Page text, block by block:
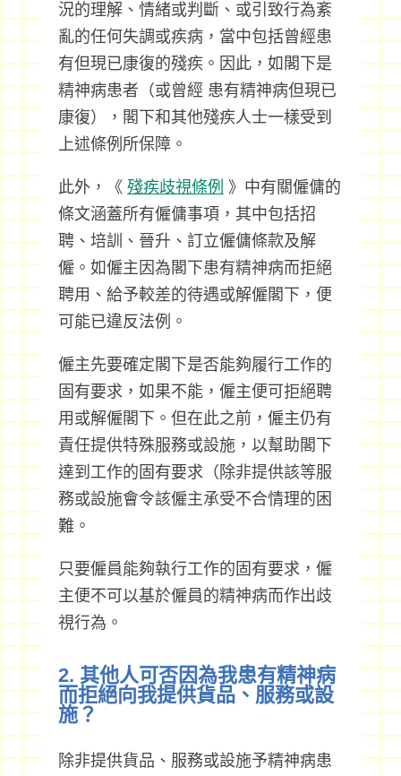
況的理解、情緒或判斷、或引致行為紊
亂的任何失調或疾病，當中包括曾經患
有但現已康復的殘疾。因此，如閣下是
精神病患者（或曾經 患有精神病但現已
康復），閣下和其他殘疾人士一樣受到
上述條例所保障。
此外，《 殘疾歧視條例 》中有關僱傭的
條文涵蓋所有僱傭事項，其中包括招
聘、培訓、晉升、訂立僱傭條款及解
僱。如僱主因為閣下患有精神病而拒絕
聘用、給予較差的待遇或解僱閣下，便
可能已違反法例。
僱主先要確定閣下是否能夠履行工作的
固有要求，如果不能，僱主便可拒絕聘
用或解僱閣下。但在此之前，僱主仍有
責任提供特殊服務或設施，以幫助閣下
達到工作的固有要求（除非提供該等服
務或設施會令該僱主承受不合情理的困
難。
只要僱員能夠執行工作的固有要求，僱
主便不可以基於僱員的精神病而作出歧
視行為。
2. 其他人可否因為我患有精神病
而拒絕向我提供貨品、服務或設
施？
除非提供貨品、服務或設施予精神病患